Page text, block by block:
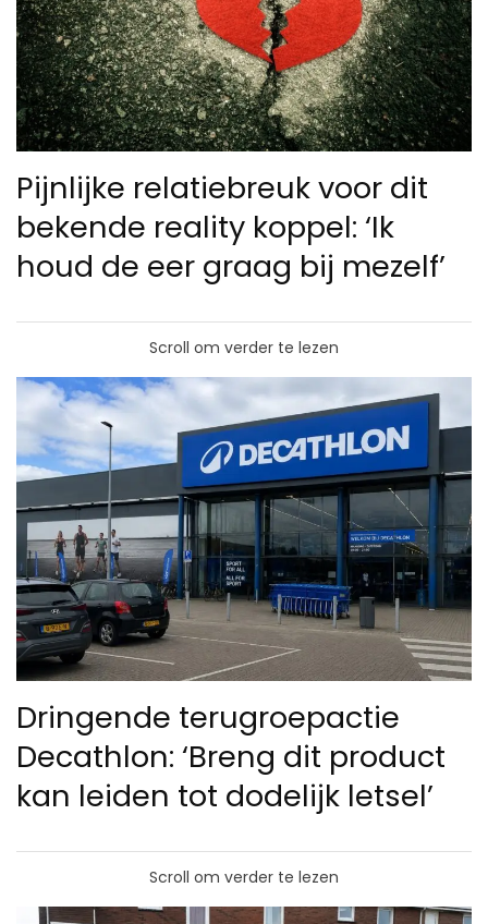
Pijnlijke relatiebreuk voor dit
bekende reality koppel: ‘Ik
houd de eer graag bij mezelf’
Scroll om verder te lezen
Dringende terugroepactie
Decathlon: ‘Breng dit product
kan leiden tot dodelijk letsel’
Scroll om verder te lezen